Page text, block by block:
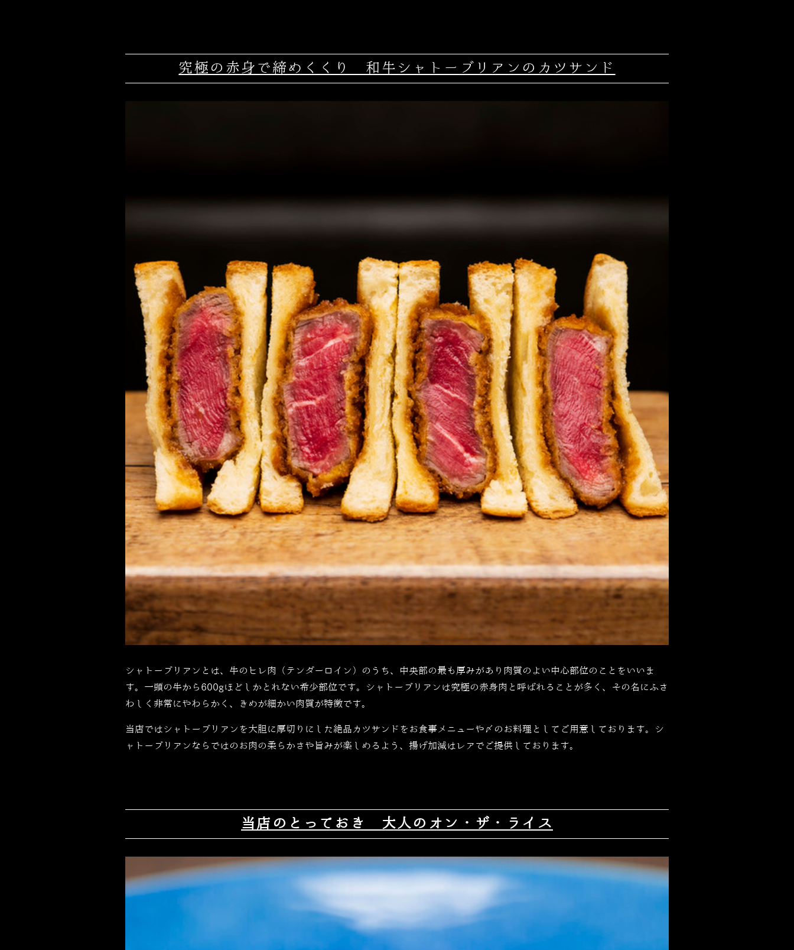
究極の赤身で締めくくり 和牛シャトーブリアンのカツサンド
シャトーブリアンとは、牛のヒレ肉（テンダーロイン）のうち、中央部の最も厚みがあり肉質のよい中心部位のことをいいま
す。一頭の牛から 600gほどしかとれない希少部位です。シャトーブリアンは究極の赤身肉と呼ばれることが多く、その名にふさ
わしく非常にやわらかく、きめが細かい肉質が特徴です。
当店ではシャトーブリアンを大胆に厚切りにした絶品カツサンドをお食事メニューや〆のお料理としてご用意しております。シ
ャトーブリアンならではのお肉の柔らかさや旨みが楽しめるよう、揚げ加減はレアでご提供しております。
当店のとっておき 大人のオン・ザ・ライス